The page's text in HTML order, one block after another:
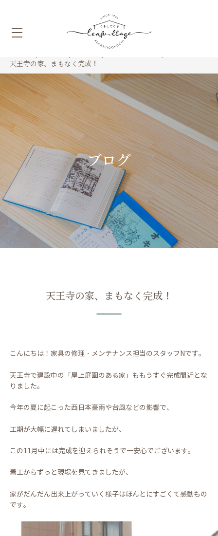
天王寺の家、まもなく完成！
ブログ
天王寺の家、まもなく完成！
こんにちは！家具の修理・メンテナンス担当のスタッフNです。
天王寺で建設中の「屋上庭園のある家」ももうすぐ完成間近とな
りました。
今年の夏に起こった西日本豪雨や台風などの影響で、
工期が大幅に遅れてしまいましたが、
この11月中には完成を迎えられそうで一安心でございます。
着工からずっと現場を見てきましたが、
家がだんだん出来上がっていく様子はほんとにすごくて感動もの
です。